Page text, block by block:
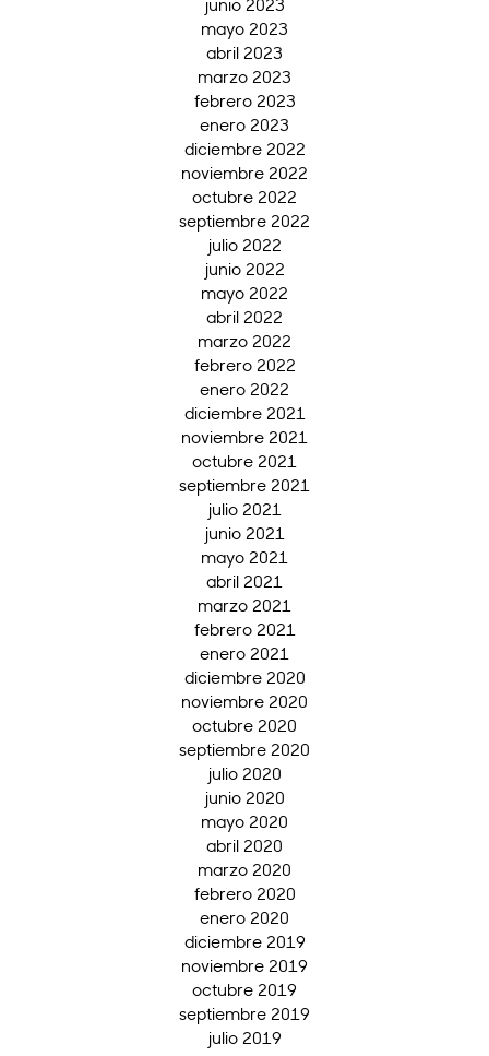
junio 2023
mayo 2023
abril 2023
marzo 2023
febrero 2023
enero 2023
diciembre 2022
noviembre 2022
octubre 2022
septiembre 2022
julio 2022
junio 2022
mayo 2022
abril 2022
marzo 2022
febrero 2022
enero 2022
diciembre 2021
noviembre 2021
octubre 2021
septiembre 2021
julio 2021
junio 2021
mayo 2021
abril 2021
marzo 2021
febrero 2021
enero 2021
diciembre 2020
noviembre 2020
octubre 2020
septiembre 2020
julio 2020
junio 2020
mayo 2020
abril 2020
marzo 2020
febrero 2020
enero 2020
diciembre 2019
noviembre 2019
octubre 2019
septiembre 2019
julio 2019